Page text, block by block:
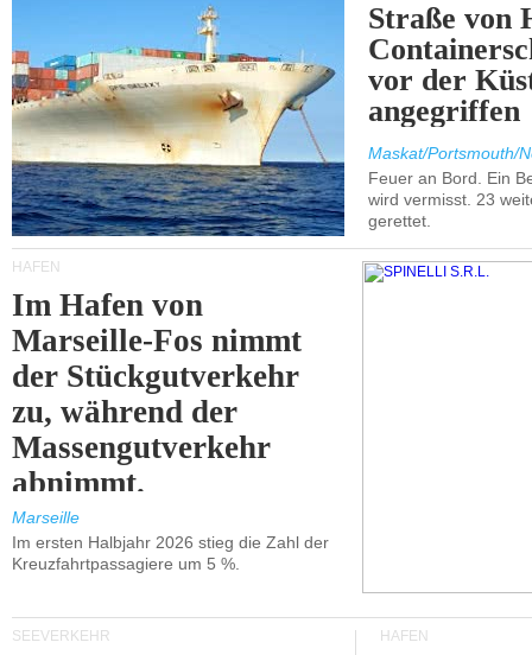
Straße von
vor der
angegriffen
Maskat/Portsmouth/
Feuer an Bord. Ein
wird vermisst. 23
gerettet.
HÄFEN
Im Hafen von
Marseille-Fos nimmt
der Stückgutverkehr
zu, während der
Massengutverkehr
abnimmt.
Marseille
Im ersten Halbjahr 2026 stieg die Zahl der
Kreuzfahrtpassagiere um 5 %.
SEEVERKEHR HÄFEN